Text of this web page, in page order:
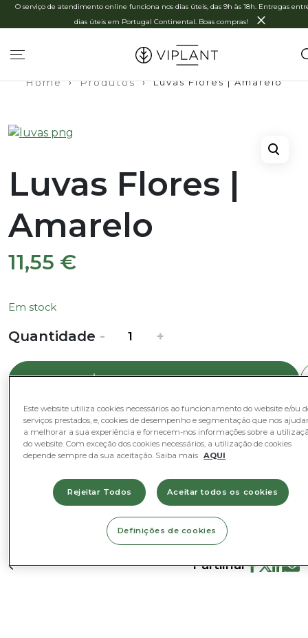
O serviço de atendimento online funciona nos dias úteis, das 9h às 18h. Entregas
dias úteis em Portugal Continental. Boas compras!
×
Home › Produtos › Luvas Flores | Amarelo
Luvas Flores |
Amarelo
11,55 €
Em stock
Quantidade
Quantidade
Luvas
Amarelo
- +
Adicionar ao Cesto
Categorias
Partilhar
Este website utiliza cookies necessários ao funcionamento do website e/ou
serviços prestados, e, cookies de desempenho e segmentação que nos
a melhorar a sua experiência e fornecem-nos informações sobre a
do website. Com exceção dos cookies necessários, a utilização de cookies
depende sempre da sua aceitação. Saiba mais
AQUI
Rejeitar Todos Aceitar todos os cookies
Definições de cookies